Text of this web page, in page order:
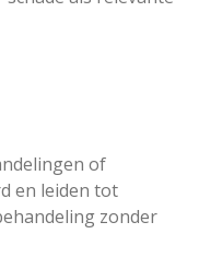
of
en leiden tot
zonder